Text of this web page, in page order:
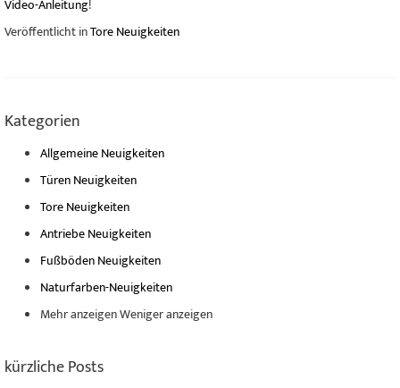
Video-Anleitung!
Veröffentlicht inTore Neuigkeiten
Kategorien
Allgemeine Neuigkeiten
Türen Neuigkeiten
Tore Neuigkeiten
Antriebe Neuigkeiten
Fußböden Neuigkeiten
Naturfarben-Neuigkeiten
Mehr anzeigenWeniger anzeigen
kürzliche Posts